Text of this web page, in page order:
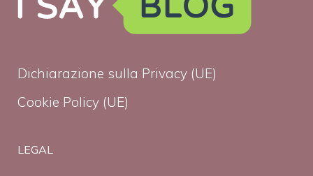
Dichiarazione sulla Privacy (UE)
Cookie Policy (UE)
LEGAL